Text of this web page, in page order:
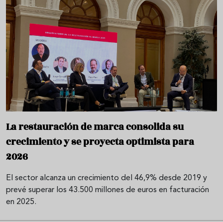
La restauración de marca consolida su
crecimiento y se proyecta optimista para
2026
El sector alcanza un crecimiento del 46,9% desde 2019 y
prevé superar los 43.500 millones de euros en facturación
en 2025.